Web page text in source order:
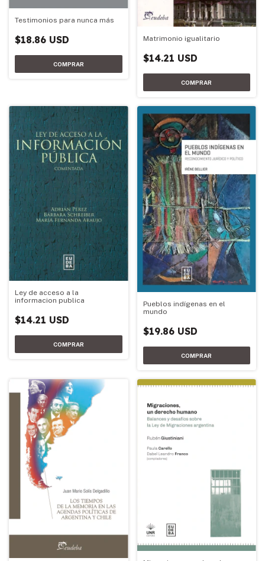
Testimonios para nunca más
$18.86 USD Matrimonio igualitario
$14.21 USD
Ley de acceso a la
informacion publica
$14.21 USD
Pueblos indígenas en el
mundo
$19.86 USD